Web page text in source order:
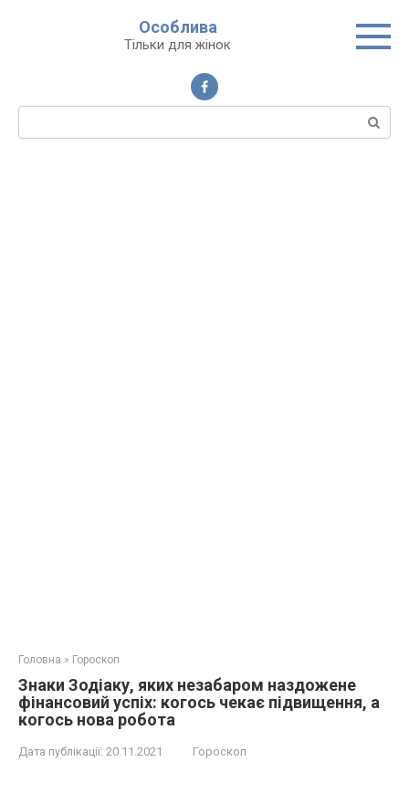
Особлива
Тільки для жінок
Пошук:
Головна » Гороскоп
Знаки Зодіаку, яких незабаром наздожене
фінансовий успіх: когось чекає підвищення, а
когось нова робота
Дата публікації: 20.11.2021 Гороскоп